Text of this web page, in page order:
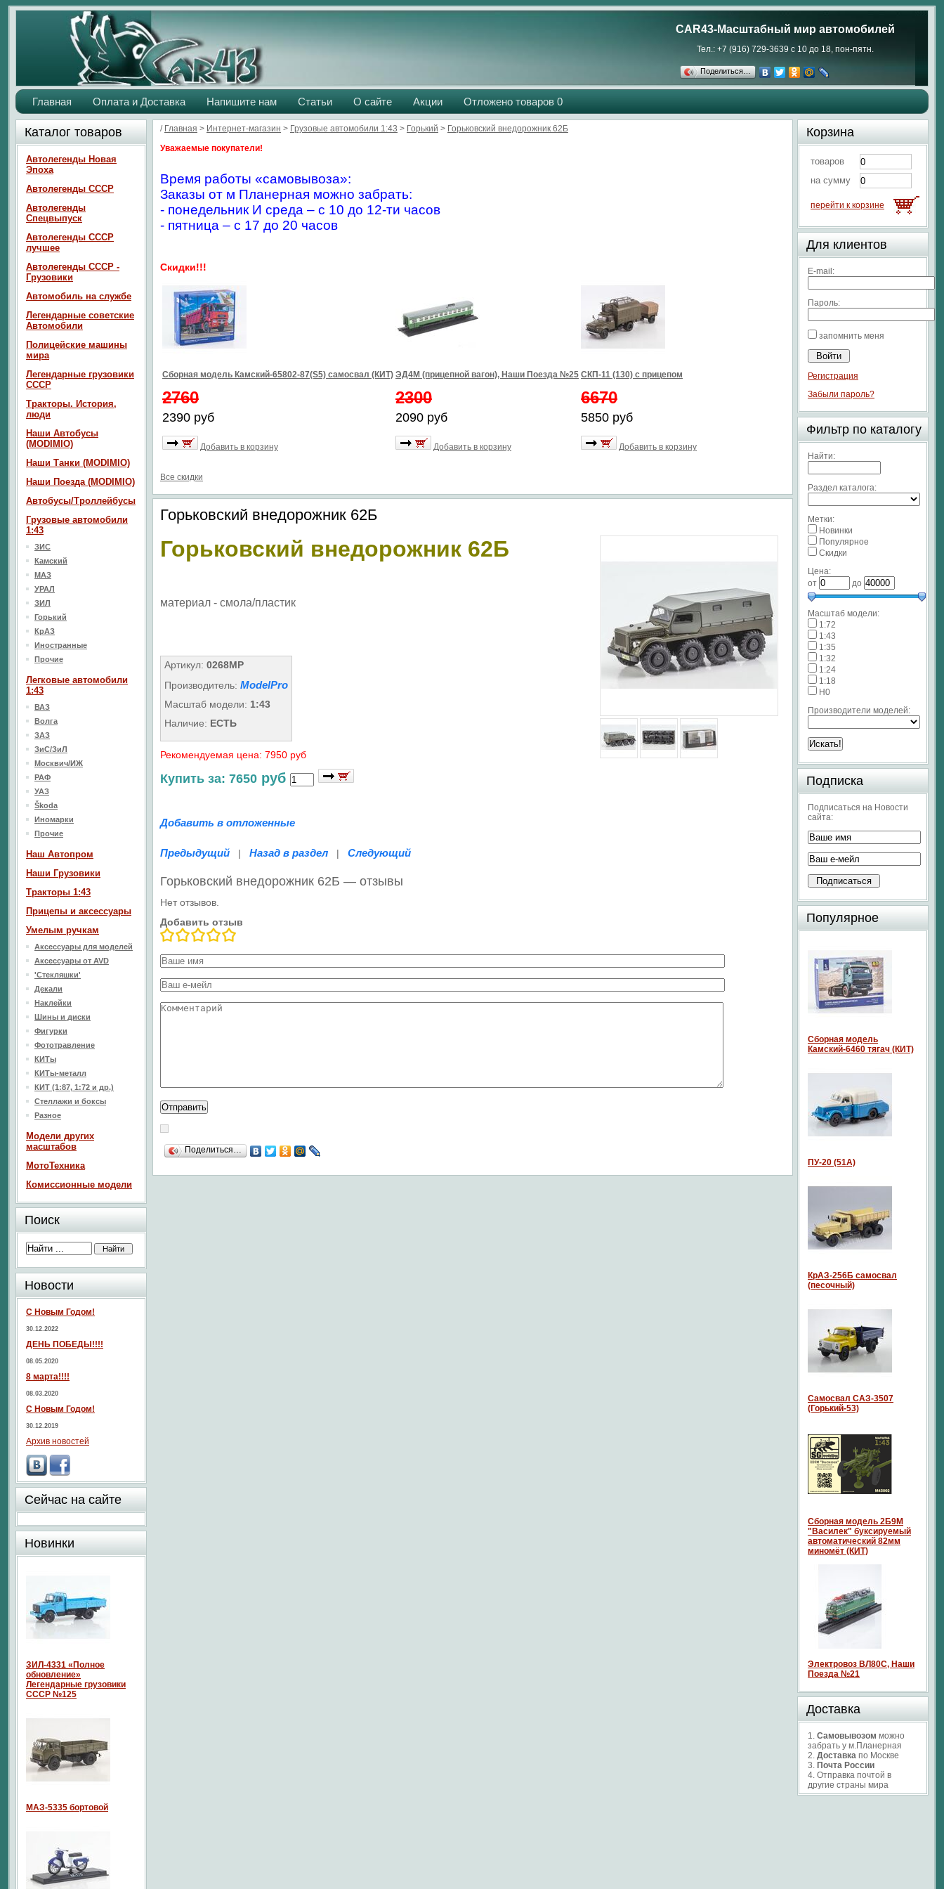
CAR43-Масштабный мир автомобилей
Тел.: +7 (916) 729-3639 с 10 до 18, пон-пятн.
Поделиться…
Главная Оплата и Доставка Напишите нам Статьи О сайте Акции Отложено товаров 0
/ Главная > Интернет-магазин > Грузовые автомобили 1:43 > Горький > Горьковский внедорожник 62Б
Уважаемые покупатели!
Время работы «самовывоза»:
Заказы от м Планерная можно забрать:
- понедельник И среда – с 10 до 12-ти часов
- пятница – с 17 до 20 часов
Скидки!!!
Сборная модель Камский-65802-87(S5) самосвал (КИТ)
2760
2390 руб
Добавить в корзину
ЭД4М (прицепной вагон), Наши Поезда №25
2300
2090 руб
Добавить в корзину
СКП-11 (130) с прицепом
6670
5850 руб
Добавить в корзину
Все скидки
Горьковский внедорожник 62Б
Горьковский внедорожник 62Б
материал - смола/пластик
Артикул: 0268MP
Производитель: ModelPro
Масштаб модели: 1:43
Наличие: ЕСТЬ
Рекомендуемая цена: 7950 руб
Купить за: 7650 руб
Добавить в отложенные
Предыдущий | Назад в раздел | Следующий
Горьковский внедорожник 62Б — отзывы
Нет отзывов.
Добавить отзыв
Поделиться…
Каталог товаров
Автолегенды Новая
Эпоха
Автолегенды СССР
Автолегенды
Спецвыпуск
Автолегенды СССР
лучшее
Автолегенды СССР -
Грузовики
Автомобиль на службе
Легендарные советские
Автомобили
Полицейские машины
мира
Легендарные грузовики
СССР
Тракторы. История,
люди
Наши Автобусы
(MODIMIO)
Наши Танки (MODIMIO)
Наши Поезда (MODIMIO)
Автобусы/Троллейбусы
Грузовые автомобили
1:43
ЗИС
Камский
МАЗ
УРАЛ
ЗИЛ
Горький
КрАЗ
Иностранные
Прочие
Легковые автомобили
1:43
ВАЗ
Волга
ЗАЗ
ЗиС/ЗиЛ
Москвич/ИЖ
РАФ
УАЗ
Škoda
Иномарки
Прочие
Наш Aвтопром
Наши Грузовики
Тракторы 1:43
Прицепы и аксессуары
Умелым ручкам
Аксессуары для моделей
Аксессуары от AVD
'Стекляшки'
Декали
Наклейки
Шины и диски
Фигурки
Фототравление
КИТы
КИТы-металл
КИТ (1:87, 1:72 и др.)
Стеллажи и боксы
Разное
Модели других
масштабов
МотоТехника
Комиссионные модели
Поиск
Новости
С Новым Годом!
30.12.2022
ДЕНЬ ПОБЕДЫ!!!!
08.05.2020
8 марта!!!!
08.03.2020
С Новым Годом!
30.12.2019
Архив новостей
Сейчас на сайте
Новинки
ЗИЛ-4331 «Полное
обновление»
Легендарные грузовики
СССР №125
МАЗ-5335 бортовой
Корзина
товаров
на сумму
перейти к корзине
Для клиентов
E-mail:
Пароль:
запомнить меня
Регистрация
Забыли пароль?
Фильтр по каталогу
Найти:
Раздел каталога:
Метки:
Новинки
Популярное
Скидки
Цена:
от
до
Масштаб модели:
1:72
1:43
1:35
1:32
1:24
1:18
H0
Производители моделей:
Подписка
Подписаться на Новости
сайта:
Популярное
Сборная модель
Камский-6460 тягач (КИТ)
ПУ-20 (51А)
КрАЗ-256Б самосвал
(песочный)
Самосвал САЗ-3507
(Горький-53)
Сборная модель 2Б9М
"Василек" буксируемый
автоматический 82мм
миномёт (КИТ)
Электровоз ВЛ80С, Наши
Поезда №21
Доставка
1. Самовывозом можно
забрать у м.Планерная
2. Доставка по Москве
3. Почта России
4. Отправка почтой в
другие страны мира